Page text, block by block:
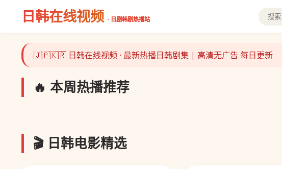
日韩在线视频 · 日剧韩剧热播站
🇯🇵🇰🇷 日韩在线视频 · 最新热播日韩剧集 | 高清无广告 每日更新
🔥 本周热播推荐
主角
🎬 日韩电影精选